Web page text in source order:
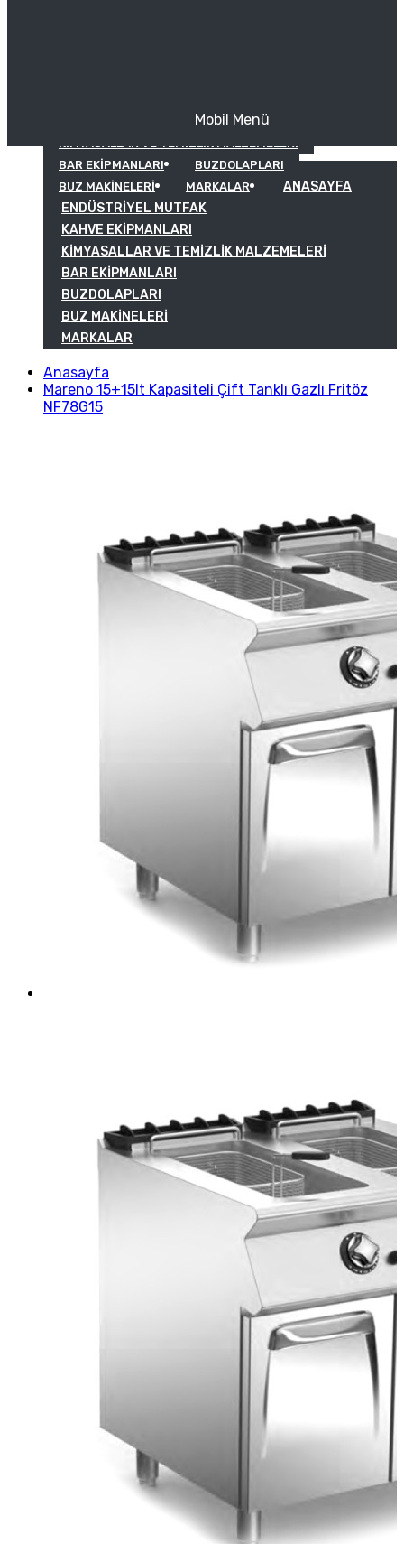
KIMYASALLAR VE TEMIZLIK MALZEMELERI
BAR EKIPMANLARI
BUZDOLAPLARI
BUZ MAKINELERI
MARKALAR
Mobil Menü
ANASAYFA
ENDÜSTRIYEL MUTFAK
KAHVE EKIPMANLARI
KIMYASALLAR VE TEMIZLIK MALZEMELERI
BAR EKIPMANLARI
BUZDOLAPLARI
BUZ MAKINELERI
MARKALAR
Anasayfa
Mareno 15+15lt Kapasiteli Çift Tanklı Gazlı Fritöz
NF78G15